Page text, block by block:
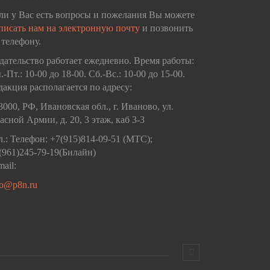
у Вас есть вопросы и пожелания Вы можете
нам на электронную почту и позвонить
работает ежедневно. Время работы:
Пт.: 10-00 до 18-00. Сб.-Вс.: 10-00 до 15-00.
располагается по адресу:
РФ, Ивановская обл., г. Иваново, ул.
Армии, д. 20, 3 этаж, каб 3-3
Телефон: +7(915)814-09-51 (МТС);
79-19(Билайн)